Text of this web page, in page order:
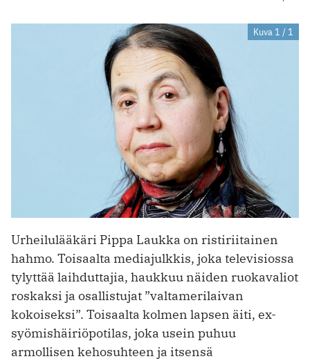
Kuva 1 / 1
Urheilulääkäri Pippa Laukka on ristiriitainen
hahmo. Toisaalta mediajulkkis, joka televisiossa
tylyttää laihduttajia, haukkuu näiden ruokavaliot
roskaksi ja osallistujat ”valtamerilaivan
kokoiseksi”. Toisaalta kolmen lapsen äiti, ex-
syömishäiriöpotilas, joka usein puhuu
armollisen kehosuhteen ja itsensä